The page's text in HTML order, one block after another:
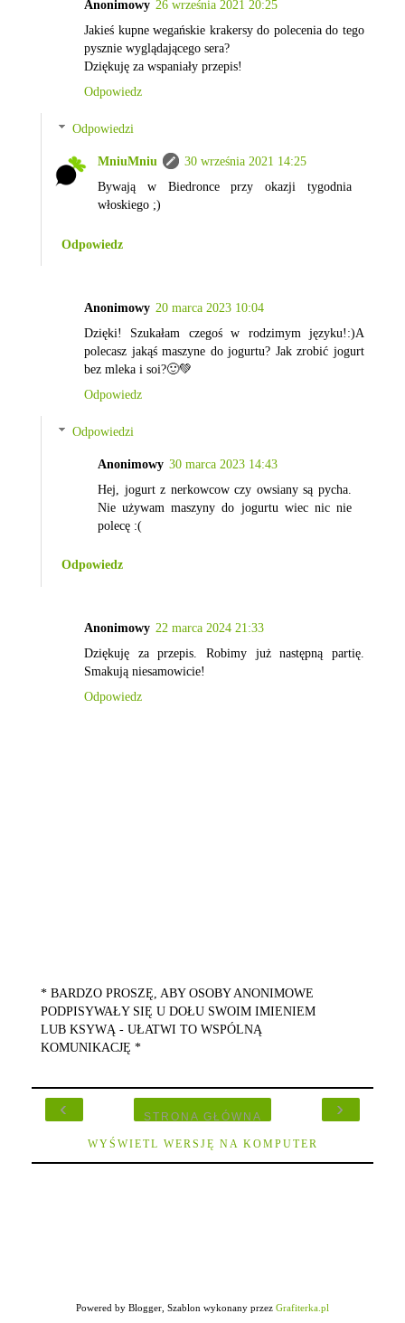
Anonimowy 26 września 2021 20:25
Jakieś kupne wegańskie krakersy do polecenia do tego
pysznie wyglądającego sera?
Dziękuję za wspaniały przepis!
Odpowiedz
Odpowiedzi
MniuMniu
30 września 2021 14:25
Bywają w Biedronce przy okazji tygodnia
włoskiego ;)
Odpowiedz
Anonimowy 20 marca 2023 10:04
Dzięki! Szukałam czegoś w rodzimym języku!:)A
polecasz jakąś maszyne do jogurtu? Jak zrobić jogurt
bez mleka i soi?🙂💚
Odpowiedz
Odpowiedzi
Anonimowy 30 marca 2023 14:43
Hej, jogurt z nerkowcow czy owsiany są pycha.
Nie używam maszyny do jogurtu wiec nic nie
polecę :(
Odpowiedz
Anonimowy 22 marca 2024 21:33
Dziękuję za przepis. Robimy już następną partię.
Smakują niesamowicie!
Odpowiedz
* BARDZO PROSZĘ, ABY OSOBY ANONIMOWE
PODPISYWAŁY SIĘ U DOŁU SWOIM IMIENIEM
LUB KSYWĄ - UŁATWI TO WSPÓLNĄ
KOMUNIKACJĘ *
‹ ›
STRONA GŁÓWNA
WYŚWIETL WERSJĘ NA KOMPUTER
Powered by Blogger, Szablon wykonany przez Grafiterka.pl